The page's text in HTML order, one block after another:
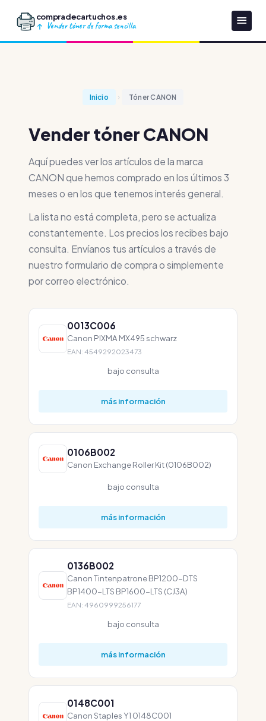
compradecartuchos.es
Vender tóner de forma sencilla
Inicio Tóner CANON
Vender tóner CANON
Aquí puedes ver los artículos de la marca
CANON que hemos comprado en los últimos 3
meses o en los que tenemos interés general.
La lista no está completa, pero se actualiza
constantemente. Los precios los recibes bajo
consulta. Envíanos tus artículos a través de
nuestro formulario de compra o simplemente
por correo electrónico.
0013C006
Canon PIXMA MX495 schwarz
EAN: 4549292023473
bajo consulta
más información
0106B002
Canon Exchange Roller Kit (0106B002)
bajo consulta
más información
0136B002
Canon Tintenpatrone BP1200-DTS
BP1400-LTS BP1600-LTS (CJ3A)
EAN: 4960999256177
bajo consulta
más información
0148C001
Canon Staples Y1 0148C001